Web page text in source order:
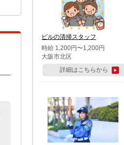
市・柏市・流山市・八千代
市・足立区・江戸川区・八王
子市・町田市
ビルの清掃スタッフ
時給 1,200円〜1,200円
大阪市北区
詳細はこちらから